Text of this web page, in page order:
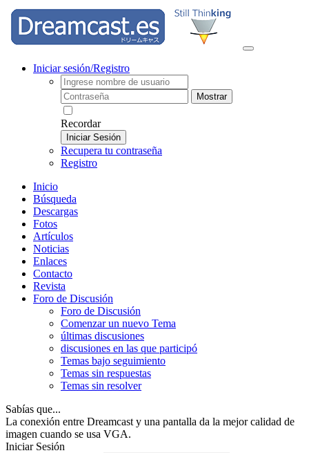
Iniciar sesión/Registro
Mostrar
Recordar
Iniciar Sesión
Recupera tu contraseña
Registro
Inicio
Búsqueda
Descargas
Fotos
Artículos
Noticias
Enlaces
Contacto
Revista
Foro de Discusión
Foro de Discusión
Comenzar un nuevo Tema
últimas discusiones
discusiones en las que participó
Temas bajo seguimiento
Temas sin respuestas
Temas sin resolver
Sabías que...
La conexión entre Dreamcast y una pantalla da la mejor calidad de
imagen cuando se usa VGA.
Iniciar Sesión